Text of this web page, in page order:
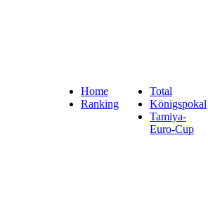
Home
Ranking
Total
Königspokal
Tamiya-
Euro-Cup